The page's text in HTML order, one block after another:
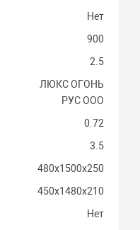
Нет
900
2.5
ЛЮКС ОГОНЬ
РУС ООО
0.72
3.5
480х1500х250
450х1480х210
Нет